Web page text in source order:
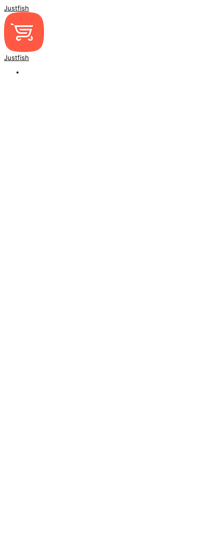
Justfish
Justfish